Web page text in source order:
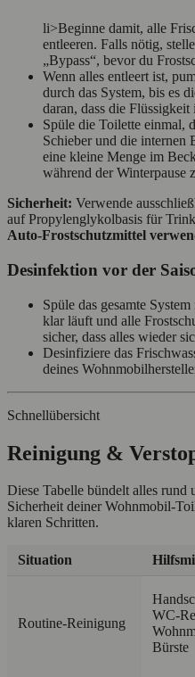
li>Beginne damit, alle
entleeren. Falls nötig,
„Bypass“, bevor du
Wenn alles entleert ist,
durch das System, bis es
daran, dass die
Spüle die Toilette einmal,
Schieber und die internen
eine kleine Menge im
während der Winterpause
Sicherheit: Verwende
auf Propylenglykolbasis für
Auto‑Frostschutzmittel
Desinfektion vor der
Spüle das gesamte
klar läuft und alle
sicher, dass alles wieder
Desinfiziere das
deines
Schnellübersicht
Reinigung &
Diese Tabelle bündelt alles
Sicherheit deiner
klaren Schritten.
Situation
Routine‑Reinigung
Bürste